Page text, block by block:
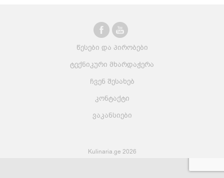
ჩვენ შესახებ
კონტაქტი
ვაკანსიები
წესები და პირობები
ტექნიკური მხარდაჭერა
Kulinaria.ge 2026